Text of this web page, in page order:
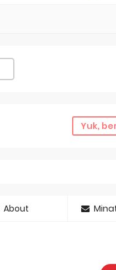
Yuk,
About